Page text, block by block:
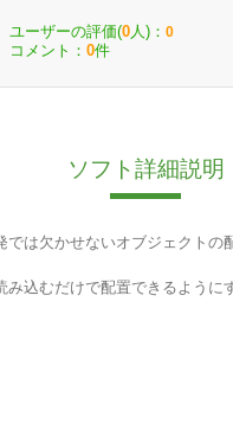
ユーザーの評価(0 人)： 0
コメント： 0件
ソフト詳細説明
では欠かせないオブジェクトの
み込むだけで配置できるように